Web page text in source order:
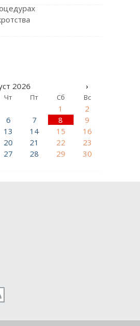
2026 ›
Чт Пт Сб Вс
1
2
6 7 8
9
13 14 15
16
20 21 22
23
27 28 29
30